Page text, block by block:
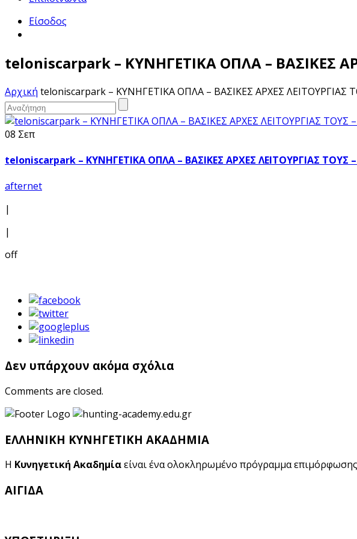
Είσοδος
teloniscarpark – ΚΥΝΗΓΕΤΙΚΑ ΟΠΛΑ – ΒΑΣΙΚΕΣ
Αρχική teloniscarpark – ΚΥΝΗΓΕΤΙΚΑ ΟΠΛΑ – ΒΑΣΙΚΕΣ ΑΡΧΕΣ ΛΕΙΤΟΥΡΓΙΑΣ
08 Σεπ
teloniscarpark – ΚΥΝΗΓΕΤΙΚΑ ΟΠΛΑ – ΒΑΣΙΚΕΣ ΑΡΧΕΣ ΛΕΙΤΟΥΡΓΙΑΣ ΤΟΥΣ
afternet
|
|
off
Δεν υπάρχουν ακόμα σχόλια
Comments are closed.
ΕΛΛΗΝΙΚΗ ΚΥΝΗΓΕΤΙΚΗ ΑΚΑΔΗΜΙΑ
Η Κυνηγετική Ακαδημίαείναι ένα ολοκληρωμένο πρόγραμμα
ΑΙΓΙΔΑ